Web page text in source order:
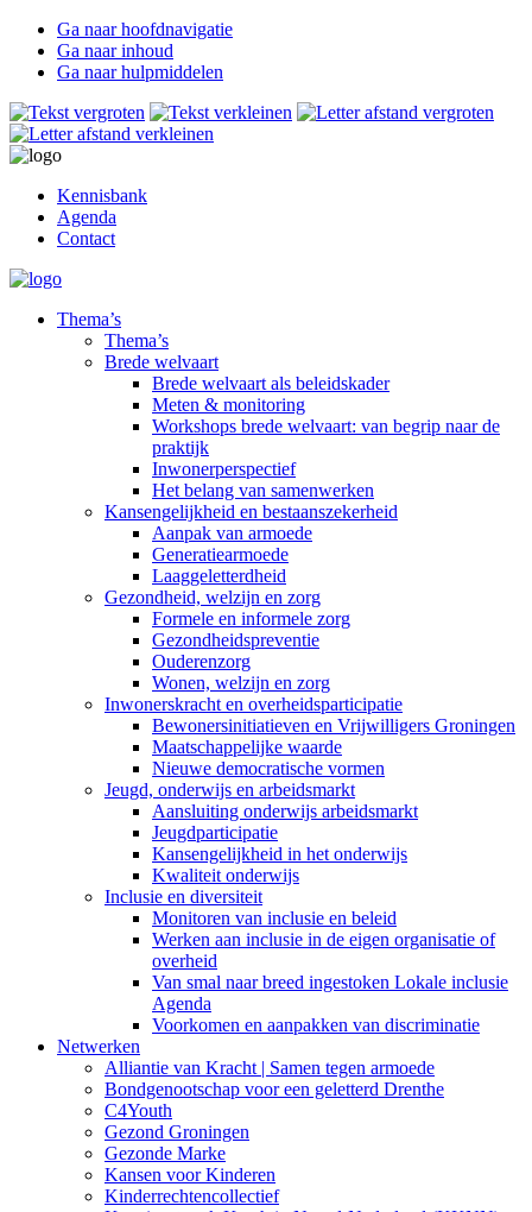
Ga naar hoofdnavigatie
Ga naar inhoud
Ga naar hulpmiddelen
Kennisbank
Agenda
Contact
Thema’s
Thema’s
Brede welvaart
Brede welvaart als beleidskader
Meten & monitoring
Workshops brede welvaart: van begrip naar de
praktijk
Inwonerperspectief
Het belang van samenwerken
Kansengelijkheid en bestaanszekerheid
Aanpak van armoede
Generatiearmoede
Laaggeletterdheid
Gezondheid, welzijn en zorg
Formele en informele zorg
Gezondheidspreventie
Ouderenzorg
Wonen, welzijn en zorg
Inwonerskracht en overheidsparticipatie
Bewonersinitiatieven en Vrijwilligers Groningen
Maatschappelijke waarde
Nieuwe democratische vormen
Jeugd, onderwijs en arbeidsmarkt
Aansluiting onderwijs arbeidsmarkt
Jeugdparticipatie
Kansengelijkheid in het onderwijs
Kwaliteit onderwijs
Inclusie en diversiteit
Monitoren van inclusie en beleid
Werken aan inclusie in de eigen organisatie of
overheid
Van smal naar breed ingestoken Lokale inclusie
Agenda
Voorkomen en aanpakken van discriminatie
Netwerken
Alliantie van Kracht | Samen tegen armoede
Bondgenootschap voor een geletterd Drenthe
C4Youth
Gezond Groningen
Gezonde Marke
Kansen voor Kinderen
Kinderrechtencollectief